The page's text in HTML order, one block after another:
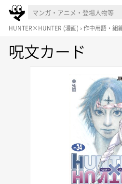
HUNTER×HUNTER (漫画) 作中用語・組
呪文カード